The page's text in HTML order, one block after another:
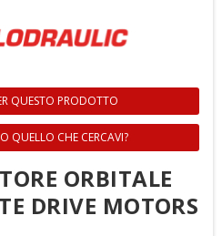
QUESTO PRODOTTO
QUELLO CHE CERCAVI?
ORBITALE
DRIVE MOTORS